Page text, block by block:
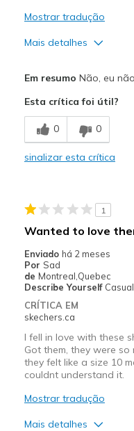
Mostrar tradução
Mais detalhes
Stylish
Contras
Need Break In
Casual Wear
Sizing
View On Shoes
I'm
Em resumo Não, eu
Esta crítica foi útil?
0 0
sinalizar esta crítica
1
Wanted to love
Enviado há 2 meses
Por Sad
de Montreal,Quebec
Describe Yourself Casual
CRÍTICA EM
skechers.ca
I fell in love with these
Got them, they were
they felt like a size 10
couldnt understand it.
Mostrar tradução
Mais detalhes